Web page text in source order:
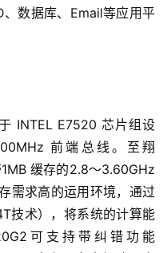
数据库、Email等应用平
INTEL E7520 芯片组设
前端总线。至翔
缓存的2.8～3.60GHz
需求高的运用环境，通过
技术），将系统的计算能
可支持带纠错功能